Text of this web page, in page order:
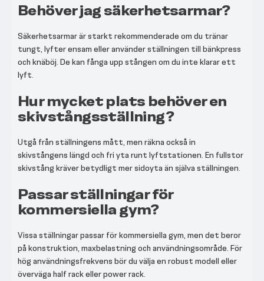
Behöver jag säkerhetsarmar?
Säkerhetsarmar är starkt rekommenderade om du tränar
tungt, lyfter ensam eller använder ställningen till bänkpress
och knäböj. De kan fånga upp stången om du inte klarar ett
lyft.
Hur mycket plats behöver en
skivstångsställning?
Utgå från ställningens mått, men räkna också in
skivstångens längd och fri yta runt lyftstationen. En fullstor
skivstång kräver betydligt mer sidoyta än själva ställningen.
Passar ställningar för
kommersiella gym?
Vissa ställningar passar för kommersiella gym, men det beror
på konstruktion, maxbelastning och användningsområde. För
hög användningsfrekvens bör du välja en robust modell eller
överväga half rack eller power rack.